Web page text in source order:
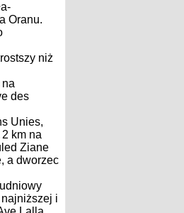
Oranu.
niż
des
Unies,
km na
Ziane
a dworzec
i